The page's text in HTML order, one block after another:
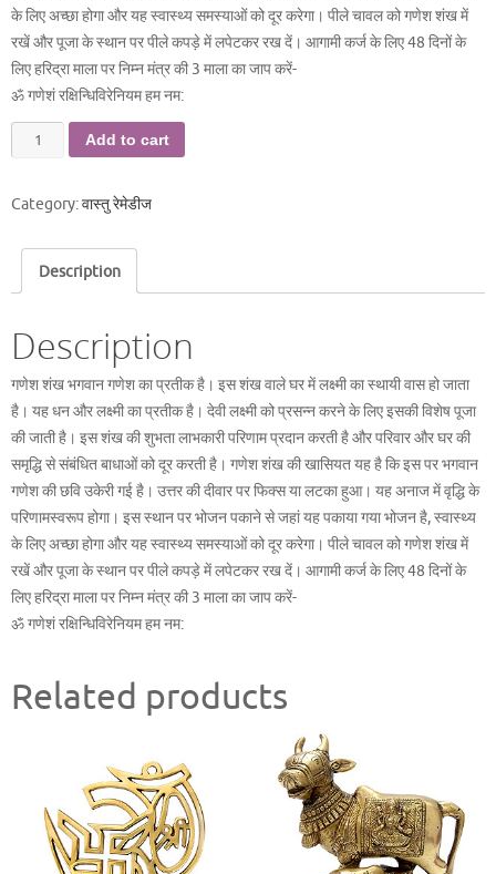
के लिए अच्छा होगा और यह स्वास्थ्य समस्याओं को दूर करेगा। पीले चावल को गणेश शंख में
रखें और पूजा के स्थान पर पीले कपड़े में लपेटकर रख दें। आगामी कर्ज के लिए 48 दिनों के
लिए हरिद्रा माला पर निम्न मंत्र की 3 माला का जाप करें-
ॐ गणेशं रक्षिन्धिविरेनियम हम नम:
गणेश
शंख
Add to cart
Category:वास्तु रेमेडीज
Description
Description
गणेश शंख भगवान गणेश का प्रतीक है। इस शंख वाले घर में लक्ष्मी का स्थायी वास हो जाता
है। यह धन और लक्ष्मी का प्रतीक है। देवी लक्ष्मी को प्रसन्न करने के लिए इसकी विशेष पूजा
की जाती है। इस शंख की शुभता लाभकारी परिणाम प्रदान करती है और परिवार और घर की
समृद्धि से संबंधित बाधाओं को दूर करती है। गणेश शंख की खासियत यह है कि इस पर भगवान
गणेश की छवि उकेरी गई है। उत्तर की दीवार पर फिक्स या लटका हुआ। यह अनाज में वृद्धि के
परिणामस्वरूप होगा। इस स्थान पर भोजन पकाने से जहां यह पकाया गया भोजन है, स्वास्थ्य
के लिए अच्छा होगा और यह स्वास्थ्य समस्याओं को दूर करेगा। पीले चावल को गणेश शंख में
रखें और पूजा के स्थान पर पीले कपड़े में लपेटकर रख दें। आगामी कर्ज के लिए 48 दिनों के
लिए हरिद्रा माला पर निम्न मंत्र की 3 माला का जाप करें-
ॐ गणेशं रक्षिन्धिविरेनियम हम नम:
Related products